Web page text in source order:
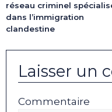
réseau criminel
dans l’immigration
clandestine
Laisser un
Commentaire